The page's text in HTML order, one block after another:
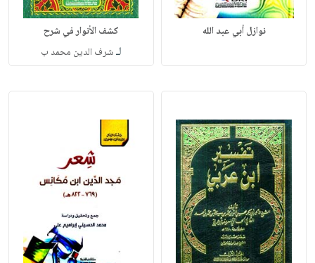
نوازل أبي عبد الله كشف الأنوار في شرح
لـشرف الدين محمد ب